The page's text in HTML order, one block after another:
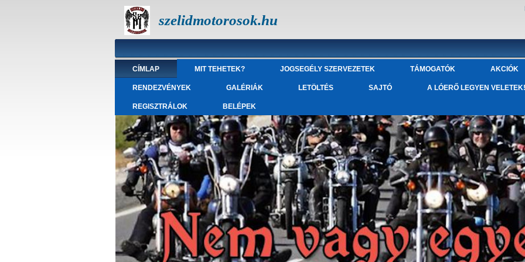
szelidmotorosok.hu
CÍMLAP MIT TEHETEK? JOGSEGÉLY SZERVEZETEK TÁMOGATÓK AKCIÓK
RENDEZVÉNYEK GALÉRIÁK LETÖLTÉS SAJTÓ A LÓERŐ LEGYEN VELETEK!
REGISZTRÁLOK BELÉPEK